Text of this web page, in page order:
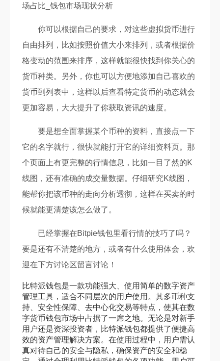
你可以根据自己的要求，对这些虚拟货币进行
自由排列，比如按照价值大小来排列，或者根据价
格变动的范围来排序，这样就能很快找到你关心的
货币种类。另外，你也可以方便地添加自己喜欢的
货币到列表中，这样以后查看特定货币的动态就会
更加容易，大大提升了你获取资讯的速度。
要是想全面掌握某个币种的资料，直接点一下
它的名字就行，很快就能打开它的详细资料页。那
个页面上有更完整的行情信息，比如一目了然的K
线图，还有准确的成交量数据。仔细研究K线图，
能帮你把该币种的走向分析透彻，这样在买卖的时
候就能更清楚该怎么做了。
已经掌握在Bitpie钱包里看行情的技巧了吗？
要是还有不清楚的地方，或者有什么使用体会，欢
迎在下方讨论区留言讨论！
比特派钱包是一款功能强大、使用简单的数字资产
管理工具，适合不同层次的用户使用。其多币种支
持、安全性保障、去中心化交易等特点，使其在数
字货币钱包市场中占据了一席之地。无论是对新手
用户还是资深投资者，比特派钱包都提供了便捷高
效的资产管理解决方案。在使用过程中，用户需认
真对待自己的安全与隐私，确保资产的安全和稳